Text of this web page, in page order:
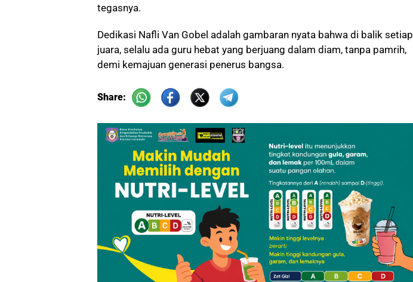
tegasnya.
Dedikasi Nafli Van Gobel adalah gambaran nyata bahwa di balik setiap
juara, selalu ada guru hebat yang berjuang dalam diam, tanpa pamrih,
demi kemajuan generasi penerus bangsa.
Share: